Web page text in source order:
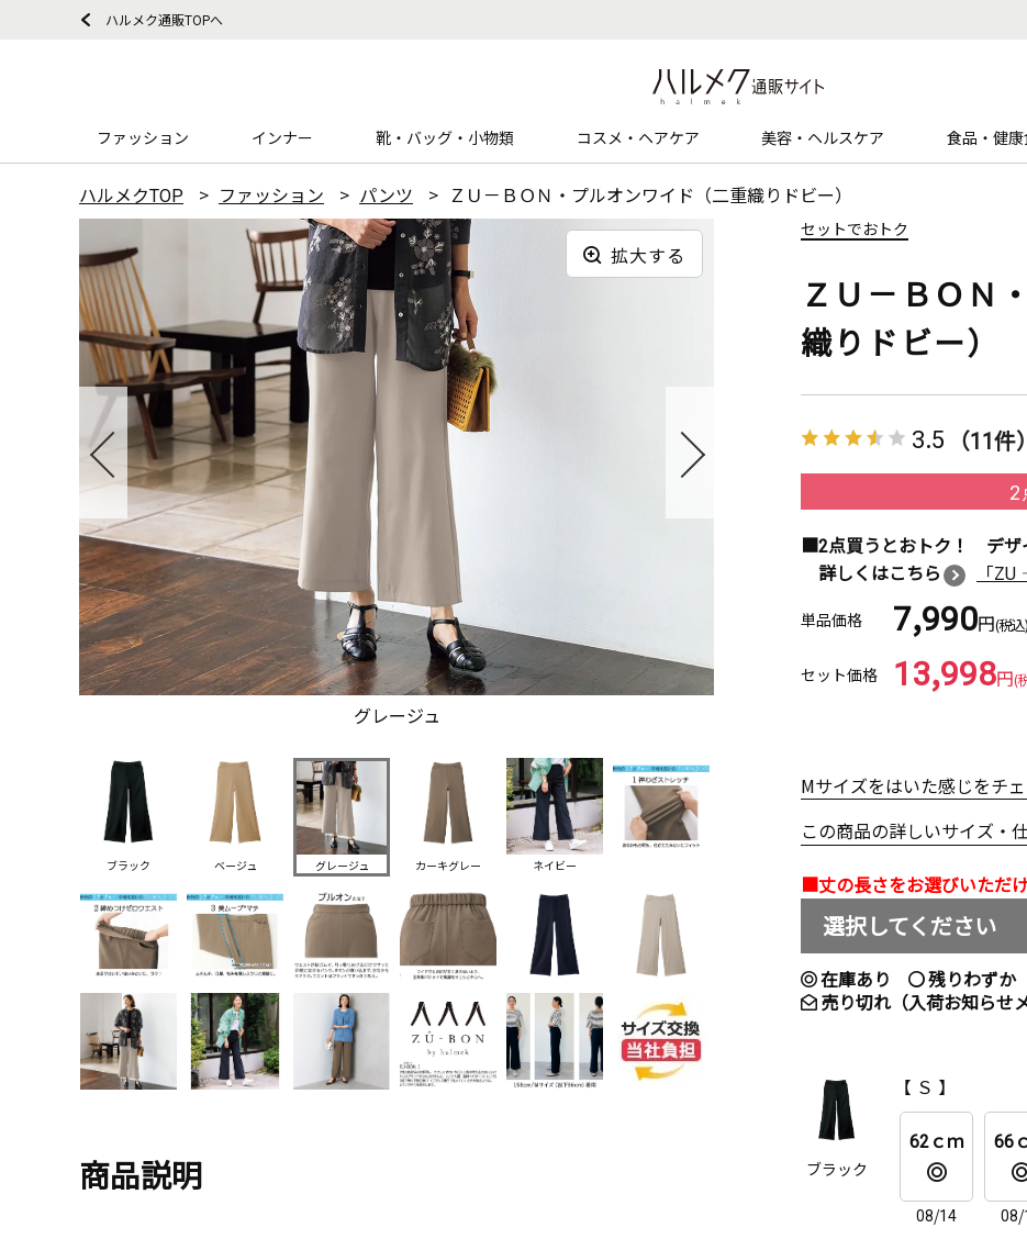
ハルメク通販TOPへ
ファッション インナー 靴・バッグ・小物類 コスメ・ヘアケア 美容・ヘルスケア 食品・健
ハルメクTOP ファッション パンツ ＺＵ－ＢＯＮ・プルオンワイド（二重織りドビー）
グレージュ
拡大する
ブラック ベージュ グレージュ カーキグレー ネイビー
商品説明
セットでおトク
ＺＵ－ＢＯＮ
織りドビー）
3.5 （11件）
2
■2点買うとおトク！ デザ
詳しくはこちら
「
単品価格 7,990円(税込)
セット価格 13,998円(
Mサイズをはいた感じをチェ
この商品の詳しいサイズ・
■丈の長さをお選びいただけ
選択してください
在庫あり 残りわずか
売り切れ（入荷お知らせ
ブラック
【 Ｓ 】
62ｃｍ
08/14
66
08/